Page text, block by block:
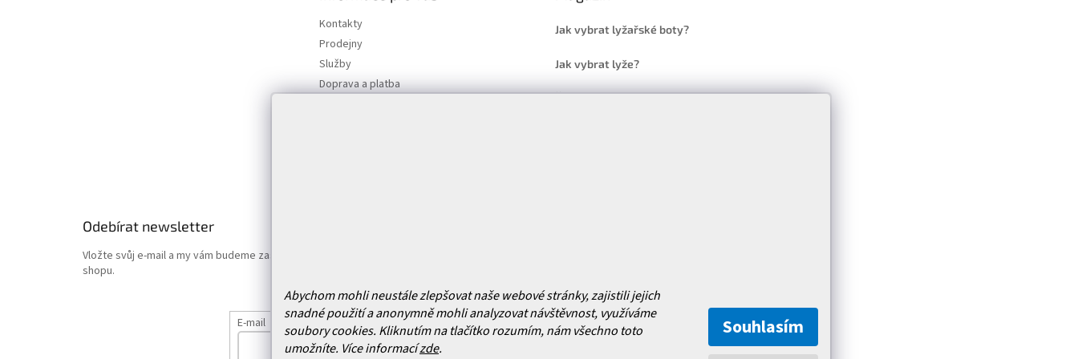
Abychom mohli neustále zlepšovat naše webové stránky, zajistili jejich
snadné použití a anonymně mohli analyzovat návštěvnost, využíváme
soubory cookies. Kliknutím na tlačítko rozumím, nám všechno toto
umožníte. Více informacízde.
Souhlasím
Kontakty
Prodejny
Služby
Doprava a platba
Jak vybrat lyžařské boty?
Jak vybrat lyže?
Často kladené dotazy
Odebírat newsletter
Vložte svůj e-mail a my vám budeme zasílat informace o nových produktech na našem e-
shopu.
E-mail